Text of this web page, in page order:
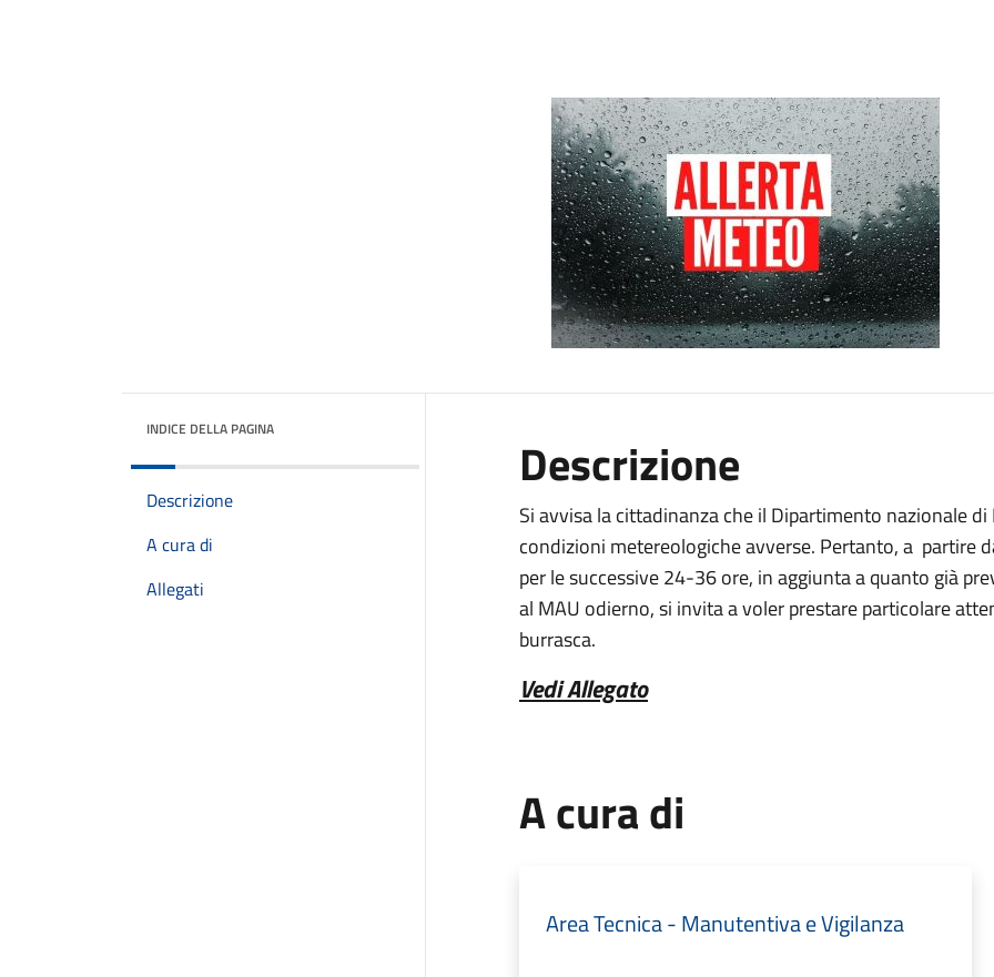
INDICE DELLA PAGINA
Descrizione
A cura di
Allegati
Descrizione
Si avvisa la cittadinanza che il Dipartimento nazionale
condizioni metereologiche avverse. Pertanto, a partire
per le successive 24-36 ore, in aggiunta a quanto già
al MAU odierno, si invita a voler prestare particolare
burrasca.
Vedi Allegato
A cura di
Area Tecnica - Manutentiva e Vigilanza